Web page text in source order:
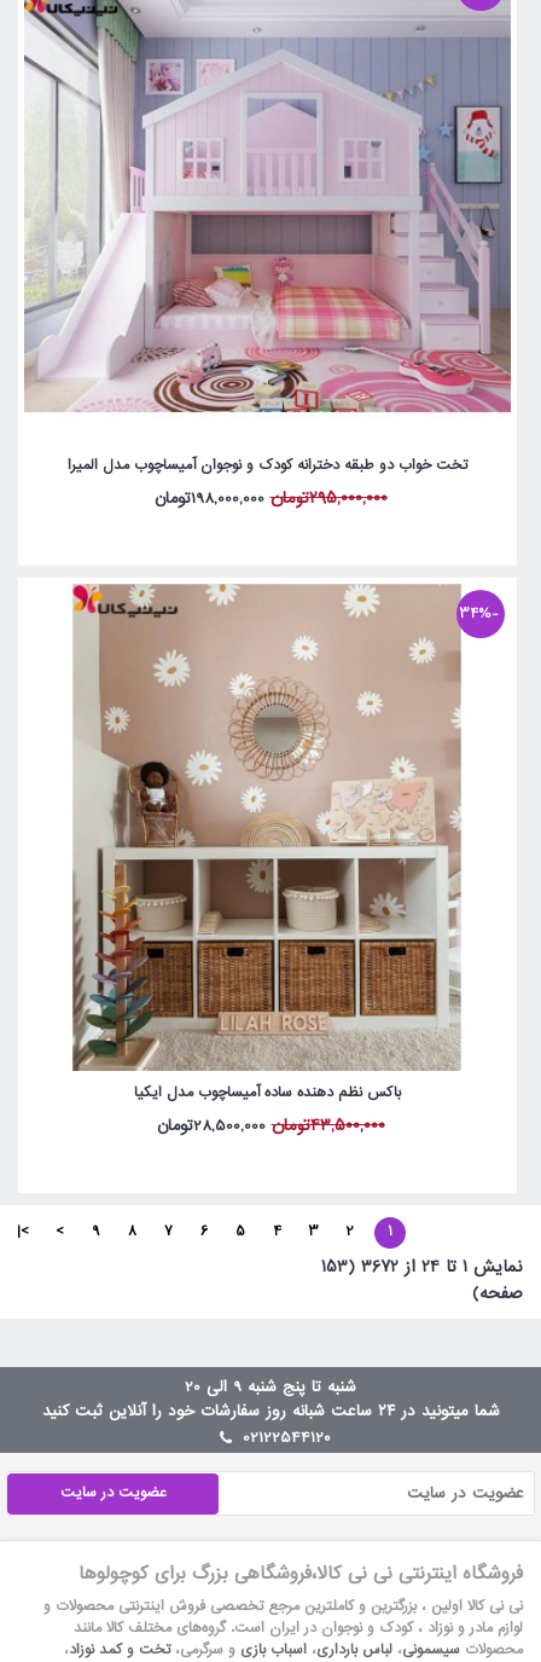
تخت خواب دو طبقه دخترانه کودک و نوجوان آمیساچوب مدل المیرا
295,000,000تومان 198,000,000تومان
-34%
باکس نظم دهنده ساده آمیساچوب مدل ایکیا
43,500,000تومان 28,500,000تومان
1
2
3
4
5
6
7
8
9
>
>|
نمايش 1 تا 24 از 3672 (153
صفحه)
شنبه تا پنج شنبه 9 الی 20
شما میتونید در ۲۴ ساعت شبانه روز سفارشات خود را آنلاین ثبت کنید
02122544120
عضویت در سایت
فروشگاه اینترنتی نی نی کالا،فروشگاهی بزرگ برای کوچولوها
نی نی کالا اولین ، بزرگترین و کاملترین مرجع تخصصی فروش اینترنتی محصولات و
لوازم مادر و نوزاد ، کودک و نوجوان در ایران است. گروه‏‏‌های مختلف کالا مانند
محصولات سیسمونی، لباس بارداری، اسباب بازی و سرگرمی،تخت و کمد نوزاد،